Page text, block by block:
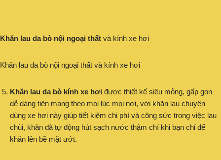
Khăn lau da bò nội ngoại thất và kính xe hơi
Khăn lau da bò nội ngoại thất và kính xe hơi
Khăn lau da bò kính xe hơi được thiết kế siêu mỏng, gấp gọn
dễ dàng tiện mang theo mọi lúc mọi nơi, với khăn lau chuyên
dùng xe hơi này giúp tiết kiệm chi phí và công sức trong việc lau
chùi, khăn đã tự động hút sạch nước thậm chí khi bạn chỉ để
khăn lên bề mặt ướt.